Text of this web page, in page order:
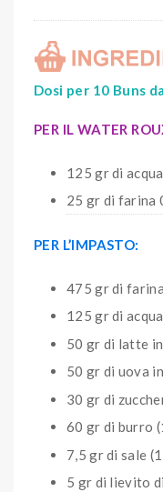
Dosi per 10 Buns
PER IL WATER
125 gr di
25 gr di farina
PER L’IMPASTO:
475 gr di
125 gr di
50 gr di latte
50 gr di uova
30 gr di
60 gr di burro
7,5 gr di sale
5 gr di lievito